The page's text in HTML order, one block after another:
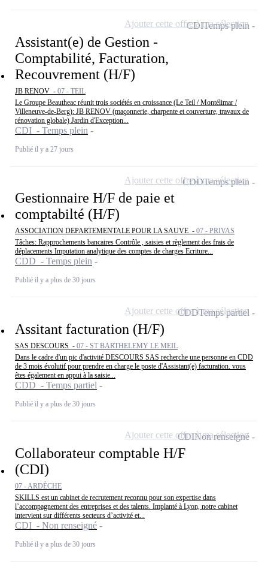
Assistant(e) de Gestion -
Comptabilité, Facturation,
Recouvrement (H/F)
JB RENOV - 07 - TEIL
Le Groupe Beautheac réunit trois sociétés en croissance (Le Teil / Montélimar /
Villeneuve-de-Berg): JB RENOV (maçonnerie, charpente et couverture, travaux de
rénovation globale) Jardin d'Exception...
CDI - Temps plein
Publié il y a 27 jours
CDITemps plein
Ajouter cette offre à ma sélection
Gestionnaire H/F de paie et
comptabilté (H/F)
ASSOCIATION DEPARTEMENTALE POUR LA SAUVE - 07 - PRIVAS
Tâches: Rapprochements bancaires Contrôle , saisies et règlement des frais de
déplacements Imputation analytique des comptes de charges Ecriture...
CDD - Temps plein
Publié il y a plus de 30 jours
CDDTemps plein
Ajouter cette offre à ma sélection
Assitant facturation (H/F)
SAS DESCOURS - 07 - ST BARTHELEMY LE MEIL
Dans le cadre d'un pic d'activité DESCOURS SAS recherche une personne en CDD
de 3 mois évolutif pour prendre en charge le poste d'Assistant(e) facturation. vous
êtes également en appui à la saisie...
CDD - Temps partiel
Publié il y a plus de 30 jours
CDDTemps partiel
Ajouter cette offre à ma sélection
Collaborateur comptable H/F
(CDI)
07 - ARDÈCHE
SKILLS est un cabinet de recrutement reconnu pour son expertise dans
l’accompagnement des entreprises et des talents. Implanté à Lyon, notre cabinet
intervient sur différents secteurs d’activité et...
CDI - Non renseigné
Publié il y a plus de 30 jours
CDINon renseigné
Ajouter cette offre à ma sélection